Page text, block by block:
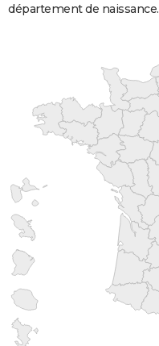
département de naissance.